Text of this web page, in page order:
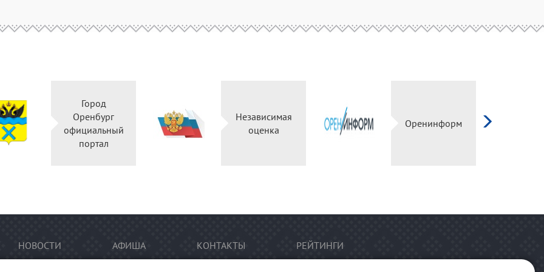
Город
Оренбург
официальный
портал
Независимая
оценка
Оренинформ
НОВОСТИ АФИША КОНТАКТЫ РЕЙТИНГИ